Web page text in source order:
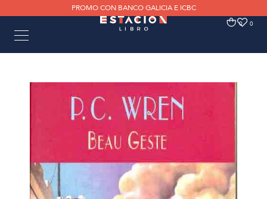
PROMO CON BANCO GALICIA E ICBC
0 0